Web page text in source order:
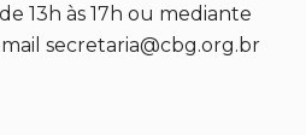
13h às 17h ou mediante
secretaria@cbg.org.br